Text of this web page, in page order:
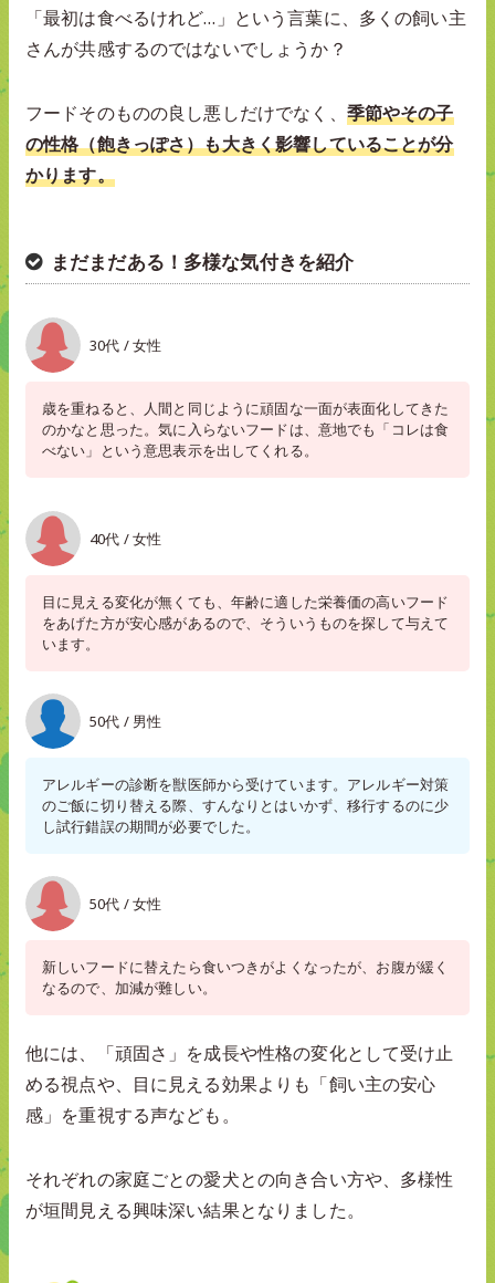
「最初は食べるけれど…」という言葉に、多くの飼い主
さんが共感するのではないでしょうか？
フードそのものの良し悪しだけでなく、 季節やその子
の性格（飽きっぽさ）も大きく影響していることが分
かります。
まだまだある！多様な気付きを紹介
30代 / 女性
歳を重ねると、人間と同じように頑固な一面が表面化してきた
のかなと思った。気に入らないフードは、意地でも「コレは食
べない」という意思表示を出してくれる。
40代 / 女性
目に見える変化が無くても、年齢に適した栄養価の高いフード
をあげた方が安心感があるので、そういうものを探して与えて
います。
50代 / 男性
アレルギーの診断を獣医師から受けています。アレルギー対策
のご飯に切り替える際、すんなりとはいかず、移行するのに少
し試行錯誤の期間が必要でした。
50代 / 女性
新しいフードに替えたら食いつきがよくなったが、お腹が緩く
なるので、加減が難しい。
他には、「頑固さ」を成長や性格の変化として受け止
める視点や、目に見える効果よりも「飼い主の安心
感」を重視する声なども。
それぞれの家庭ごとの愛犬との向き合い方や、多様性
が垣間見える興味深い結果となりました。